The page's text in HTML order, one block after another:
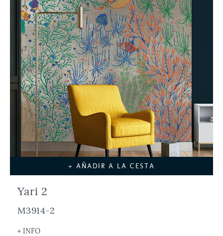
+ AÑADIR A LA CESTA
Yari 2
M3914-2
+ INFO